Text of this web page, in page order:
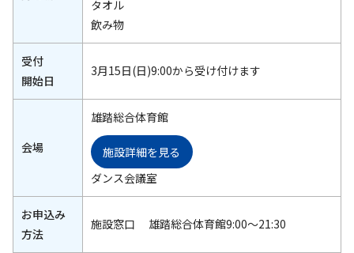
タオル
飲み物
受付
開始日
3月15日(日)9:00から受け付けます
会場
雄踏総合体育館
施設詳細を見る
ダンス会議室
お申込み
方法
施設窓口 雄踏総合体育館9:00～21:30